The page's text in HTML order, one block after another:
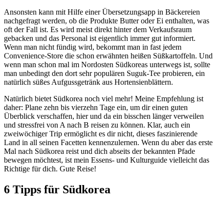
Ansonsten kann mit Hilfe einer Übersetzungsapp in Bäckereien
nachgefragt werden, ob die Produkte Butter oder Ei enthalten, was
oft der Fall ist. Es wird meist direkt hinter dem Verkaufsraum
gebacken und das Personal ist eigentlich immer gut informiert.
Wenn man nicht fündig wird, bekommt man in fast jedem
Convenience-Store die schon erwähnten heißen Süßkartoffeln. Und
wenn man schon mal im Nordosten Südkoreas unterwegs ist, sollte
man unbedingt den dort sehr populären Suguk-Tee probieren, ein
natürlich süßes Aufgussgetränk aus Hortensienblättern.
Natürlich bietet Südkorea noch viel mehr! Meine Empfehlung ist
daher: Plane zehn bis vierzehn Tage ein, um dir einen guten
Überblick verschaffen, hier und da ein bisschen länger verweilen
und stressfrei von A nach B reisen zu können. Klar, auch ein
zweiwöchiger Trip ermöglicht es dir nicht, dieses faszinierende
Land in all seinen Facetten kennenzulernen. Wenn du aber das erste
Mal nach Südkorea reist und dich abseits der bekannten Pfade
bewegen möchtest, ist mein Essens- und Kulturguide vielleicht das
Richtige für dich. Gute Reise!
6 Tipps für Südkorea